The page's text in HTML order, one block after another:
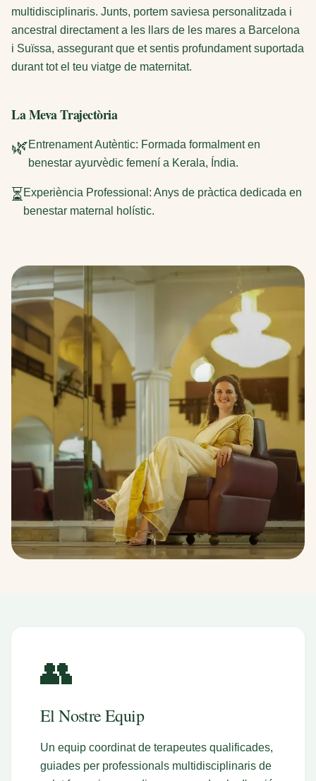
multidisciplinaris. Junts, portem saviesa personalitzada i
ancestral directament a les llars de les mares a Barcelona
i Suïssa, assegurant que et sentis profundament suportada
durant tot el teu viatge de maternitat.
La Meva Trajectòria
🌿Entrenament Autèntic: Formada formalment en
benestar ayurvèdic femení a Kerala, Índia.
⏳ Experiència Professional: Anys de pràctica dedicada en
benestar maternal holístic.
👥
El Nostre Equip
Un equip coordinat de terapeutes qualificades,
guiades per professionals multidisciplinaris de